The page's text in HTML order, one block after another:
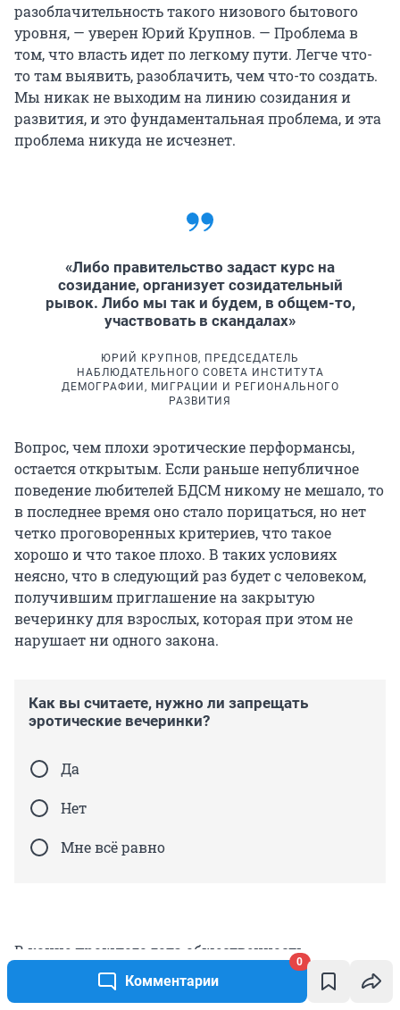
Комментарии
0
разоблачительность такого низового бытового
уровня, — уверен Юрий Крупнов. — Проблема в
том, что власть идет по легкому пути. Легче что-
то там выявить, разоблачить, чем что-то создать.
Мы никак не выходим на линию созидания и
развития, и это фундаментальная проблема, и эта
проблема никуда не исчезнет.
«Либо правительство задаст курс на
созидание, организует созидательный
рывок. Либо мы так и будем, в общем-то,
участвовать в скандалах»
ЮРИЙ КРУПНОВ, ПРЕДСЕДАТЕЛЬ
НАБЛЮДАТЕЛЬНОГО СОВЕТА ИНСТИТУТА
ДЕМОГРАФИИ, МИГРАЦИИ И РЕГИОНАЛЬНОГО
РАЗВИТИЯ
Вопрос, чем плохи эротические перформансы,
остается открытым. Если раньше непубличное
поведение любителей БДСМ никому не мешало, то
в последнее время оно стало порицаться, но нет
четко проговоренных критериев, что такое
хорошо и что такое плохо. В таких условиях
неясно, что в следующий раз будет с человеком,
получившим приглашение на закрытую
вечеринку для взрослых, которая при этом не
нарушает ни одного закона.
Как вы считаете, нужно ли запрещать
эротические вечеринки?
Да
Нет
Мне всё равно
В конце прошлого года общественность
взволновалаголая вечеринка блогера Анастасии
. После этого звезд, которые были